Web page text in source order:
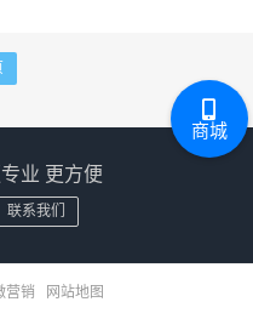
业 更方便
联系我们
营销 网站地图
商城